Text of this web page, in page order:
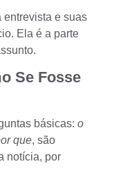
entrevista e suas
Ela é a parte
Se Fosse
básicas: o
que, são
notícia, por